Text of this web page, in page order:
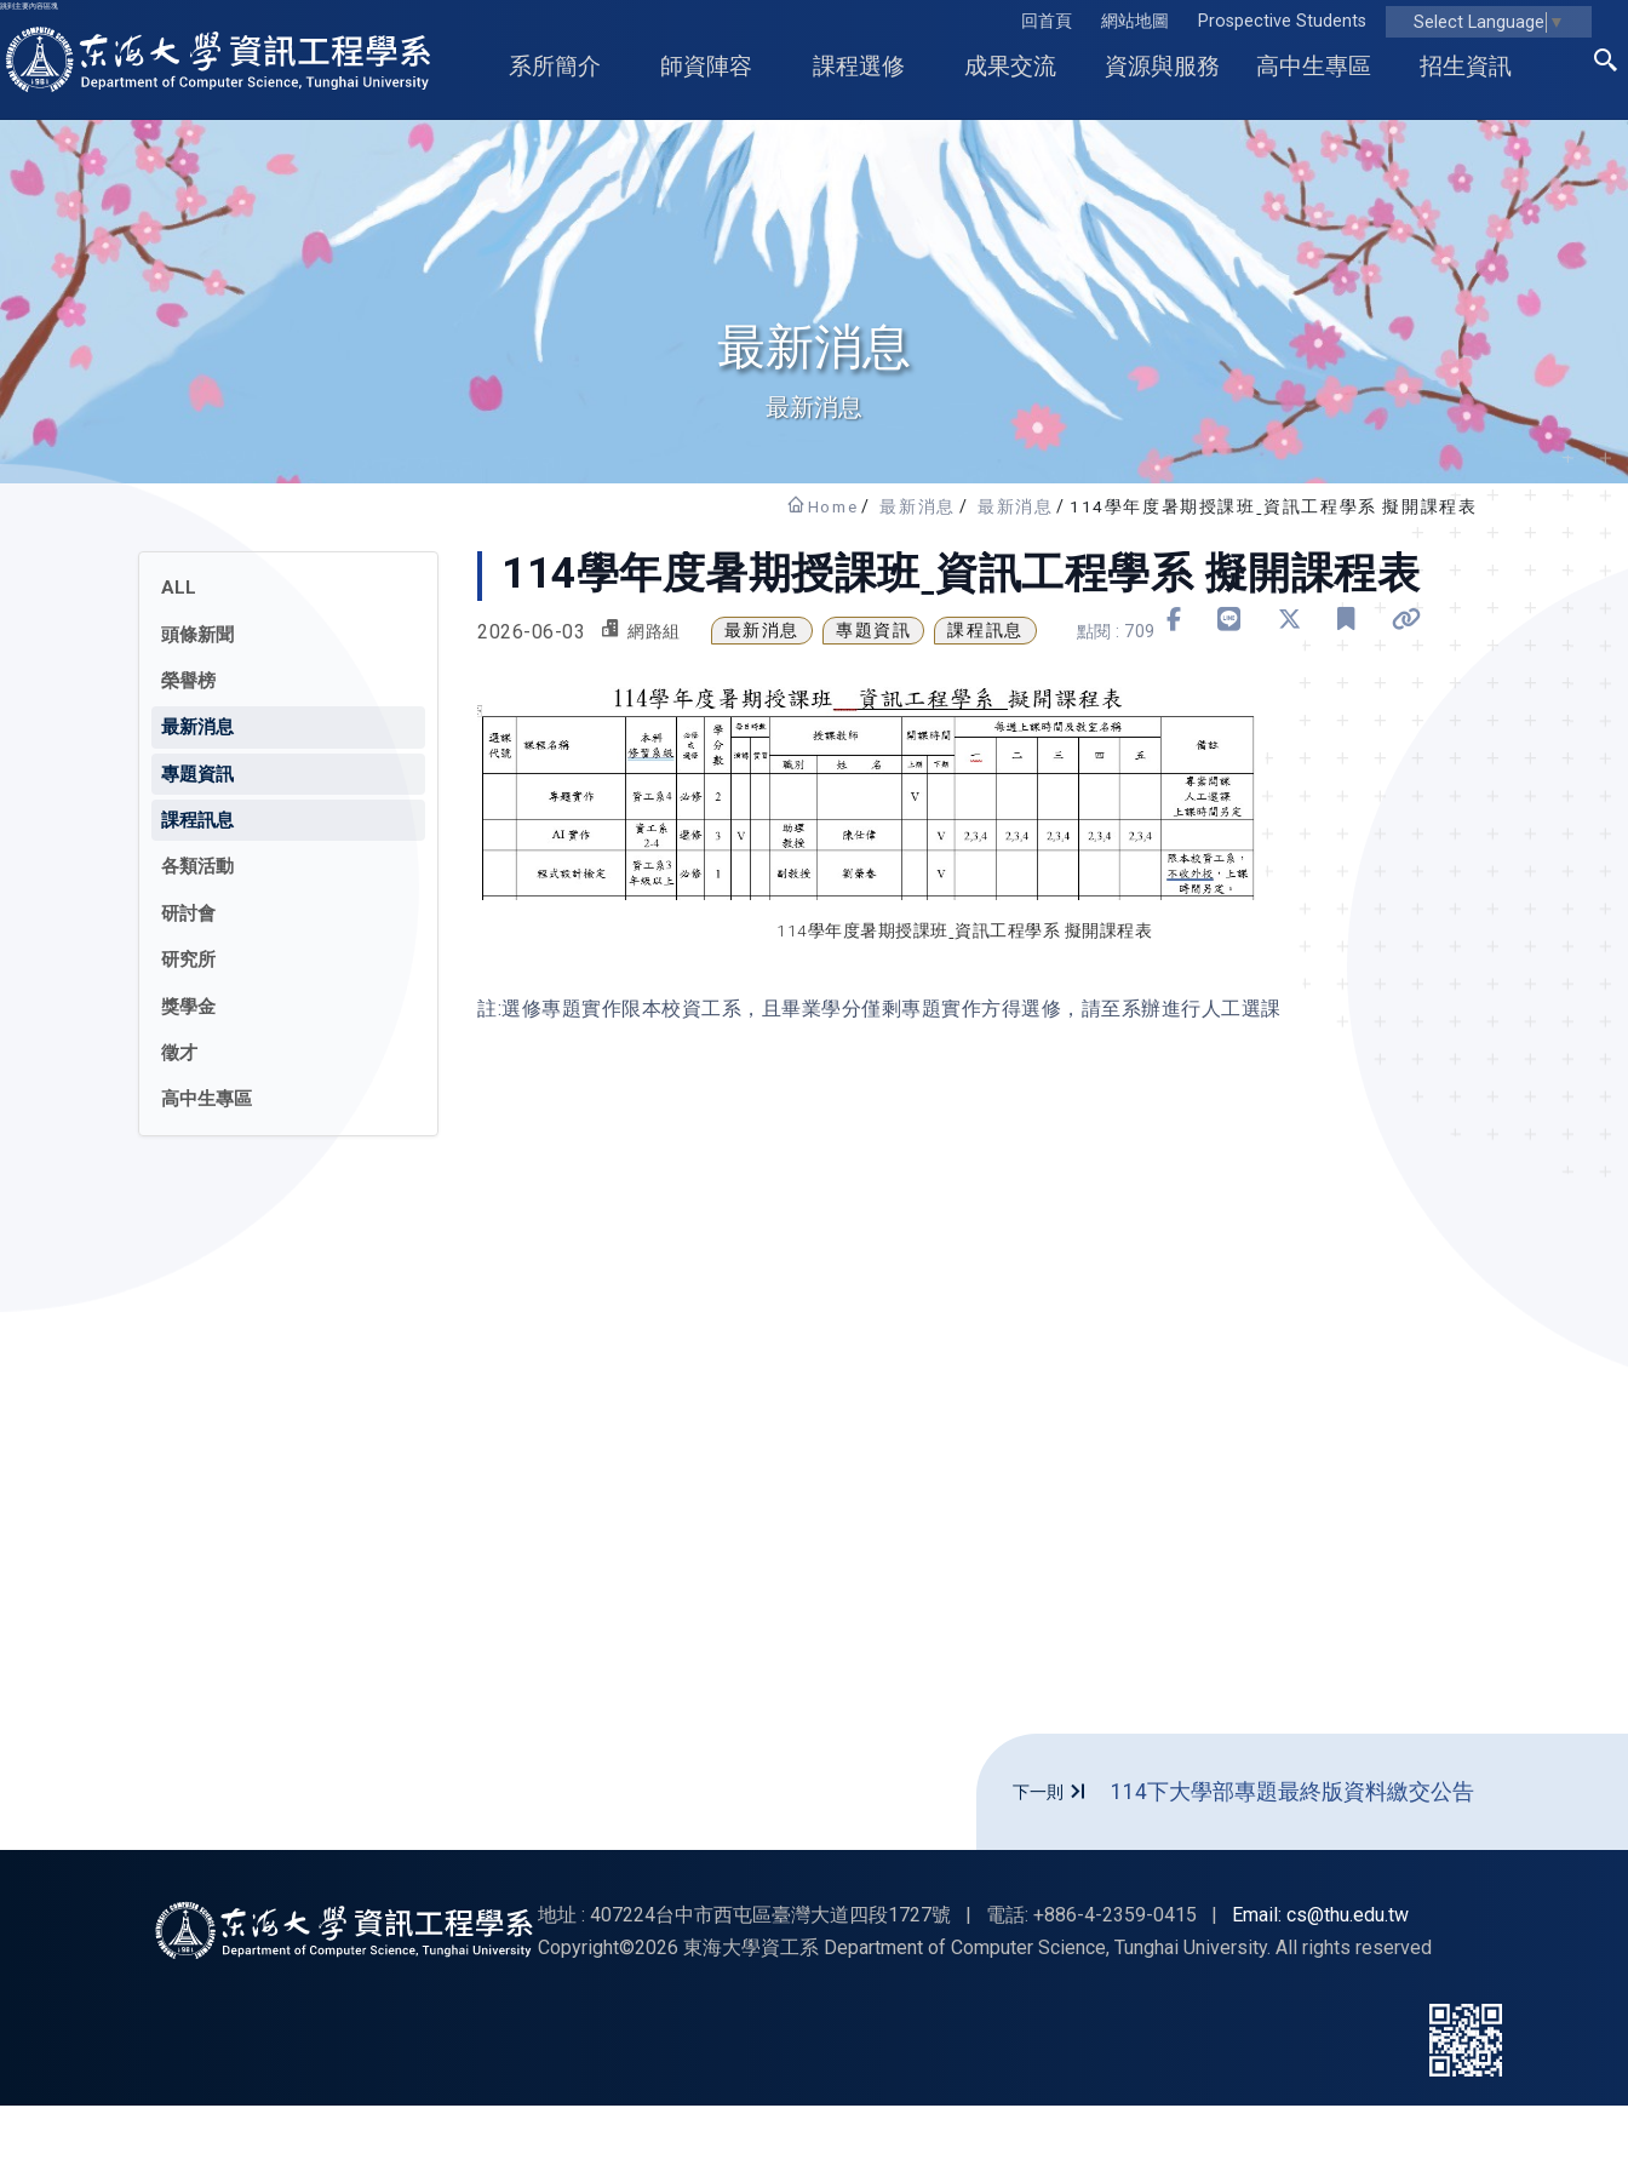
跳到主要內容區塊
回首頁 網站地圖 Prospective Students Select Language ▼
東海大學logo
系所簡介 師資陣容 課程選修 成果交流 資源與服務 高中生專區 招生資訊
最新消息
最新消息
Home 最新消息 最新消息 114學年度暑期授課班ˍ資訊工程學系 擬開課程表
ALL
頭條新聞
榮譽榜
最新消息
專題資訊
課程訊息
各類活動
研討會
研究所
獎學金
徵才
高中生專區
114學年度暑期授課班ˍ資訊工程學系 擬開課程表
2026-06-03 網路組 最新消息 專題資訊 課程訊息 點閱 : 709
114學年度暑期授課班ˍ資訊工程學系 擬開課程表
註:選修專題實作限本校資工系，且畢業學分僅剩專題實作方得選修，請至系辦進行人工選課
下一則 114下大學部專題最終版資料繳交公告
地址 : 407224台中市西屯區臺灣大道四段1727號 | 電話: +886-4-2359-0415 |
Email: cs@thu.edu.tw
Copyright©2026 東海大學資工系 Department of Computer Science, Tunghai University. All rights reserved